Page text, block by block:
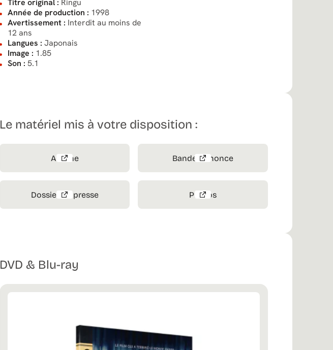
Titre original : Ringu
Année de production : 1998
Avertissement : Interdit au moins de
12 ans
Langues : Japonais
Image : 1.85
Son : 5.1
Le matériel mis à votre disposition :
Affiche Bande-annonce
Dossier de presse Photos
DVD & Blu-ray